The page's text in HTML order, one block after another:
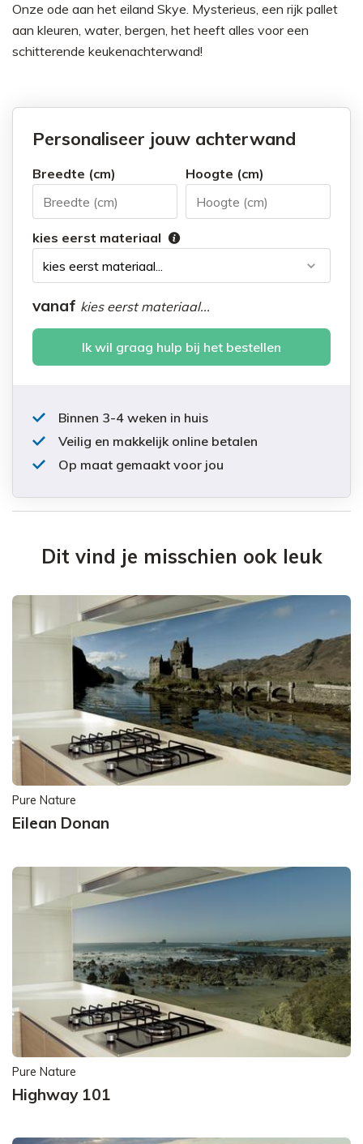
Onze ode aan het eiland Skye. Mysterieus, een rijk pallet
aan kleuren, water, bergen, het heeft alles voor een
schitterende keukenachterwand!
Personaliseer jouw achterwand
Breedte (cm) Hoogte (cm)
kies eerst materiaal
vanaf kies eerst materiaal...
Ik wil graag hulp bij het bestellen
Binnen 3-4 weken in huis
Veilig en makkelijk online betalen
Op maat gemaakt voor jou
Dit vind je misschien ook leuk
Pure Nature
Eilean Donan
Pure Nature
Highway 101